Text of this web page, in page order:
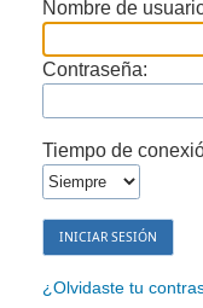
Nombre de
Contraseña:
Tiempo de
¿Olvidaste tu